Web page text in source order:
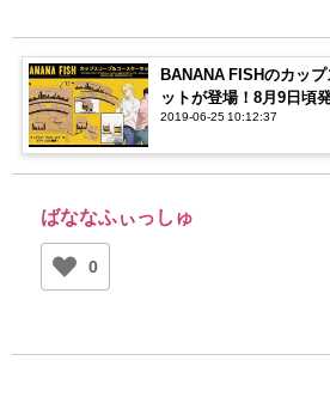
BANANA FISHのカッ
ットが登場！8月9日頃
2019-06-25 10:12:37
ばななふぃっしゅ
0